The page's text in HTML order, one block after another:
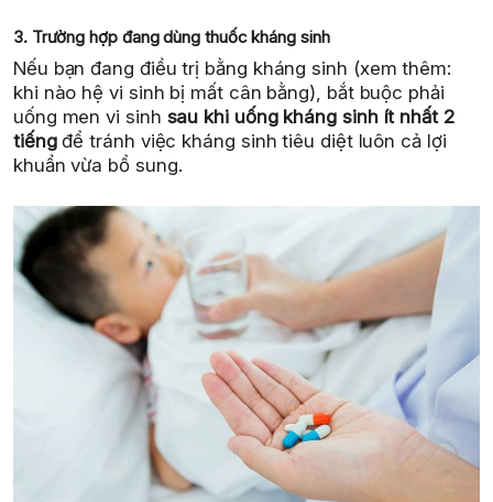
3. Trường hợp đang dùng thuốc kháng sinh
Nếu bạn đang điều trị bằng kháng sinh (xem thêm:
khi nào hệ vi sinh bị mất cân bằng), bắt buộc phải
uống men vi sinh sau khi uống kháng sinh ít nhất 2
tiếngđể tránh việc kháng sinh tiêu diệt luôn cả lợi
khuẩn vừa bổ sung.